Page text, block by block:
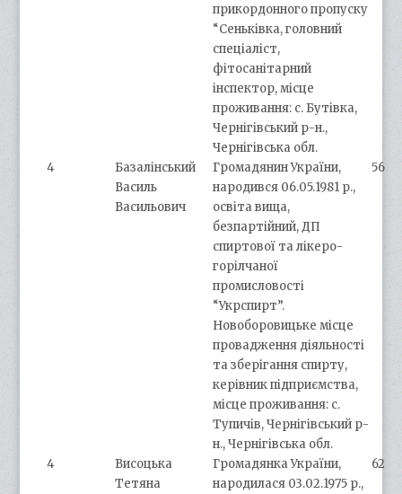
прикордонного пропуску
“Сеньківка, головний
спеціаліст,
фітосанітарний
інспектор, місце
проживання: с. Бутівка,
Чернігівський р-н.,
Чернігівська обл.
4
Базалінський
Василь
Васильович
Громадянин України,
народився 06.05.1981 р.,
освіта вища,
безпартійний, ДП
спиртової та лікеро-
горілчаної
промисловості
“Укрспирт”.
Новоборовицьке місце
провадження діяльності
та зберігання спирту,
керівник підприємства,
місце проживання: с.
Тупичів, Чернігівський р-
н., Чернігівська обл.
56
4
Висоцька
Тетяна
Громадянка України,
народилася 03.02.1975 р.,
62